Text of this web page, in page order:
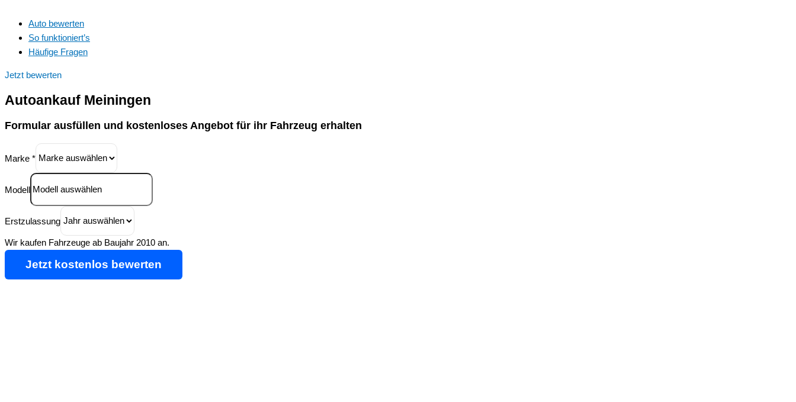
Auto bewerten
So funktioniert’s
Häufige Fragen
Jetzt bewerten
Autoankauf Meiningen
Formular ausfüllen und kostenloses Angebot für ihr Fahrzeug erhalten
Marke *
Modell
Erstzulassung
Wir kaufen Fahrzeuge ab Baujahr 2010 an.
Jetzt kostenlos bewerten